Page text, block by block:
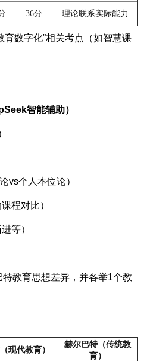
36分 理论联系实际能力
育数字化”相关考点（如智慧课
智能辅助）
vs个人本位论）
程对比）
等）
教育思想差异，并各举1个教
现代教育）
赫尔巴特（传统教
育）